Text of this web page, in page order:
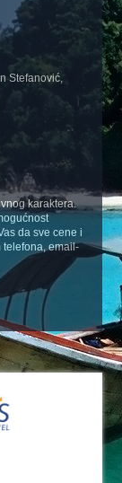
Stefanović,
karaktera.
da sve cene i
telefona, email-